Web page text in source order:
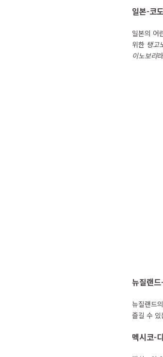
일본-코
일본의 어
위한 탱고
이노보리
뉴질랜
뉴질랜드
즐길 수
멕시코-